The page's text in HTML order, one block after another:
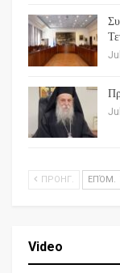
ΠΡΟΗΓ. ΕΠΌΜ.
Video